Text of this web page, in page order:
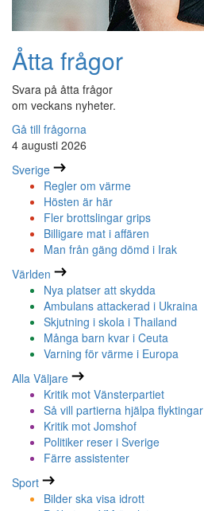
Åtta frågor
Svara på åtta frågor
om veckans nyheter.
Gå till frågorna
4 augusti 2026
Sverige
Regler om värme
Hösten är här
Fler brottslingar grips
Billigare mat i affären
Man från gäng dömd i Irak
Världen
Nya platser att skydda
Ambulans attackerad i Ukraina
Skjutning i skola i Thailand
Många barn kvar i Ceuta
Varning för värme i Europa
Alla Väljare
Kritik mot Vänsterpartiet
Så vill partierna hjälpa flyktingar
Kritik mot Jomshof
Politiker reser i Sverige
Färre assistenter
Sport
Bilder ska visa idrott